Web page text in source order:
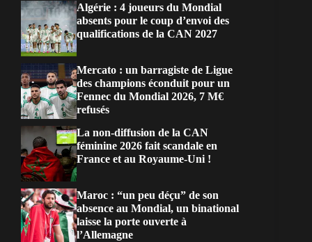
Algérie : 4 joueurs du Mondial
absents pour le coup d’envoi des
qualifications de la CAN 2027
Mercato : un barragiste de Ligue
des champions éconduit pour un
Fennec du Mondial 2026, 7 M€
refusés
La non-diffusion de la CAN
féminine 2026 fait scandale en
France et au Royaume-Uni !
Maroc : “un peu déçu” de son
absence au Mondial, un binational
laisse la porte ouverte à
l’Allemagne